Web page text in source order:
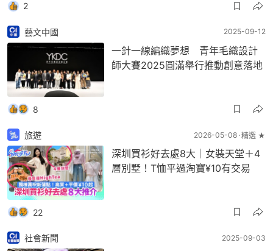
2
藝文中國 2025-09-12
一針一線編織夢想 青年毛織設計
師大賽2025圓滿舉行推動創意落地
8
旅遊 2026-05-08 精選 ★
深圳買衫好去處8大｜女裝天堂＋4
層別墅！T恤平過淘寶¥10有交易
22
社會新聞 2025-09-03